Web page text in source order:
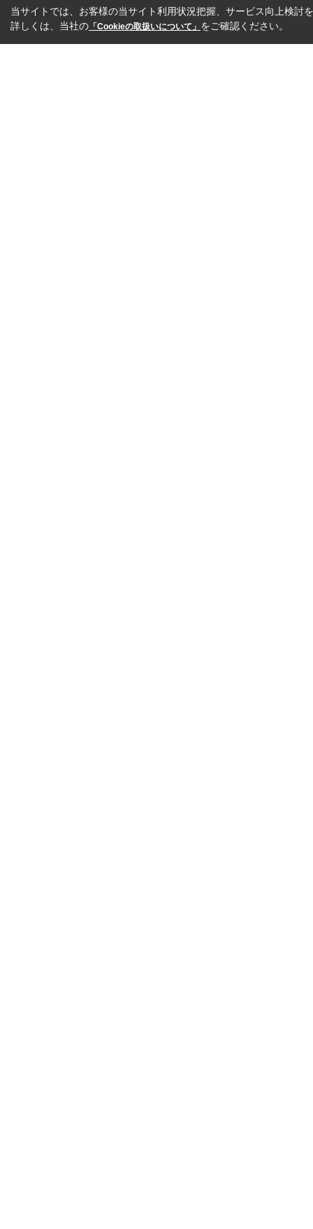
当サイトでは、お客様の当サイト利用状況把握、サービス向上検討
詳しくは、当社の 「Cookieの取扱いについて」 をご確認ください。